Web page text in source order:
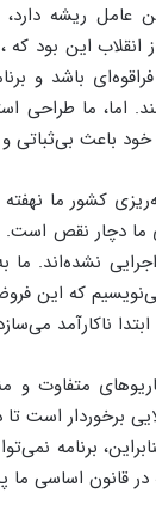
عامل ریشه
این بود که
باشد و
اما، ما طراحی
باعث بی‌ثباتی
کشور ما
نشده‌اند.
که این
ناکارآمد
متفاوت
برخوردار است
برنامه
در قانون اساسی